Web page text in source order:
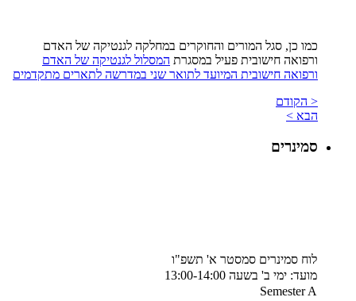
כמו כן, סגל המורים והחוקרים במחלקה לגנטיקה של האדם
ורפואה חישובית פעיל במסגרת המסלול לגנטיקה של האדם
ורפואה חישובית המיועד לתואר שני במדרשה לתארים מתקדמים
< הקודם
הבא >
סמינרים
לוח סמינרים סמסטר א' תשפ"ו
מועד: ימי ב' בשעה 13:00-14:00
Semester A